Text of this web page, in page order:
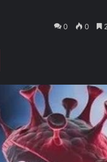
0 0
Pocket